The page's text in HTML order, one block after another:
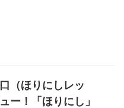
（ほりにしレッ
ー！「ほりにし」